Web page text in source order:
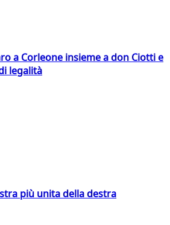
a Corleone insieme a don Ciotti e
legalità
più unita della destra